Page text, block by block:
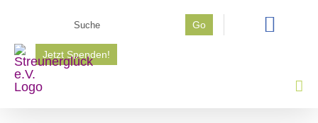
springen
Go
Jetzt Spenden!